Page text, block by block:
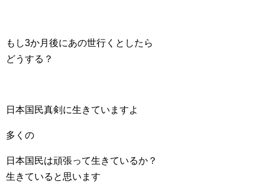
もし3か月後にあの世行くとしたら
どうする？
日本国民真剣に生きていますよ
多くの
日本国民は頑張って生きているか？
生きていると思います